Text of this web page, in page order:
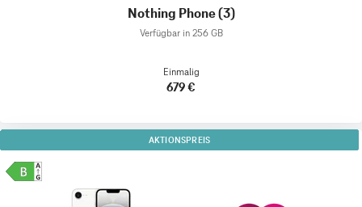
Nothing Phone (3)
Verfügbar in 256 GB
Einmalig
679 €
AKTIONSPREIS